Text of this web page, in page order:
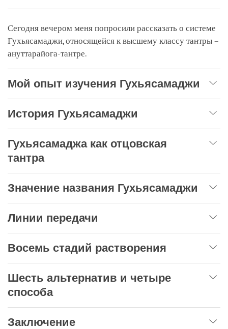
Сегодня вечером меня попросили рассказать о системе
Гухьясамаджи, относящейся к высшему классу тантры –
ануттарайога-тантре.
Мой опыт изучения Гухьясамаджи
История Гухьясамаджи
Гухьясамаджа как отцовская
тантра
Значение названия Гухьясамаджи
Линии передачи
Восемь стадий растворения
Шесть альтернатив и четыре
способа
Заключение